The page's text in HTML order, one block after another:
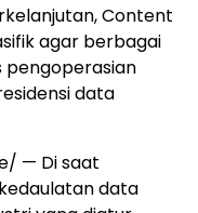
Content
agar berbagai
data
— Di saat
data